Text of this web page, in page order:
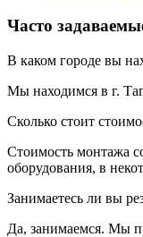
Часто
В каком городе вы
Мы находимся в г.
Сколько стоит
Стоимость монтажа
оборудования, в
Занимаетесь ли вы
Да, занимаемся. Мы